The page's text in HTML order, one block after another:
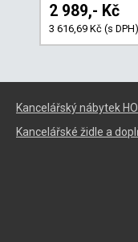
2 989,- Kč
3 616,69 Kč (s DPH)
Kancelářský nábytek
Kancelářské židle a